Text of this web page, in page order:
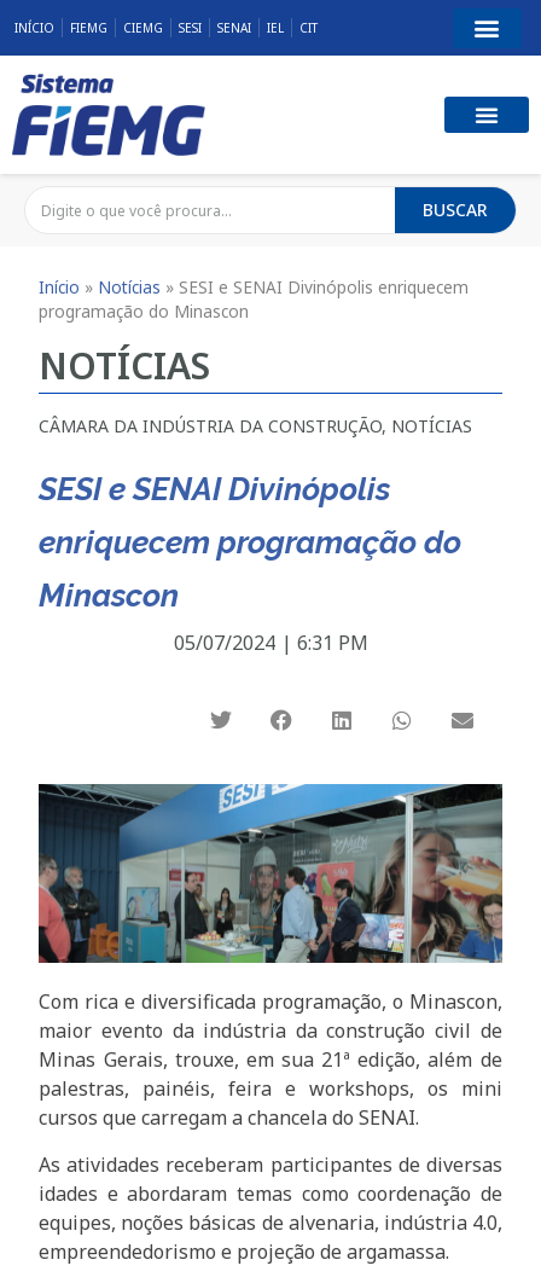
INÍCIO FIEMG CIEMG SESI SENAI IEL CIT
BUSCAR
Início » Notícias » SESI e SENAI Divinópolis enriquecem
programação do Minascon
NOTÍCIAS
CÂMARA DA INDÚSTRIA DA CONSTRUÇÃO, NOTÍCIAS
SESI e SENAI Divinópolis
enriquecem programação do
Minascon
05/07/2024 | 6:31 PM
Com rica e diversificada programação, o Minascon,
maior evento da indústria da construção civil de
Minas Gerais, trouxe, em sua 21ª edição, além de
palestras, painéis, feira e workshops, os mini
cursos que carregam a chancela do SENAI.
As atividades receberam participantes de diversas
idades e abordaram temas como coordenação de
equipes, noções básicas de alvenaria, indústria 4.0,
empreendedorismo e projeção de argamassa.